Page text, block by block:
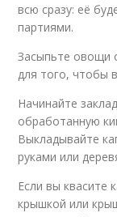
всю сразу: её
партиями.
Засыпьте овощи
для того, чтобы
Начинайте
обработанную
Выкладывайте
руками или
Если вы квасите
крышкой или